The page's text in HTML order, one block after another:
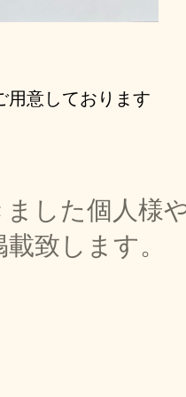
用意しております
した個人様
致します。